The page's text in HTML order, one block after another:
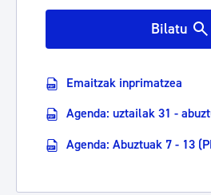
Bilatu
Emaitzak inprimatzea
Agenda: uztailak 31 -
Agenda: Abuztuak 7 - 13